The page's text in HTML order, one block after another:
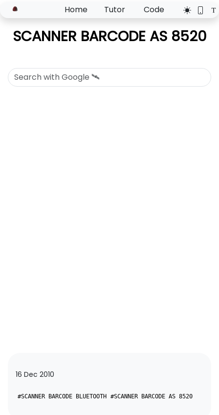
Home Tutor Code
SCANNER BARCODE AS 8520
16 Dec 2010
#SCANNER BARCODE BLUETOOTH #SCANNER BARCODE AS 8520